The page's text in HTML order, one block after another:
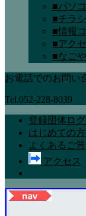
■パソ
■チラ
■情報
■アク
■なご
お電話でのお問い
Tel.052-228-8039
登録団体ロ
はじめての
よくあるご
アクセス